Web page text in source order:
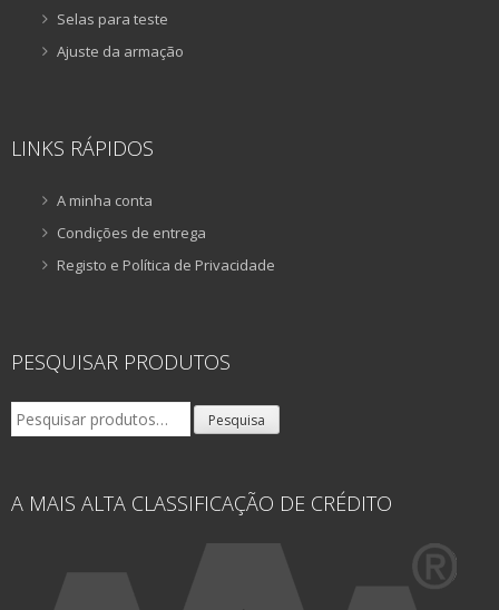
Selas para teste
Ajuste da armação
LINKS RÁPIDOS
A minha conta
Condições de entrega
Registo e Política de Privacidade
PESQUISAR PRODUTOS
Pesquisar
por:
Pesquisa
A MAIS ALTA CLASSIFICAÇÃO DE CRÉDITO